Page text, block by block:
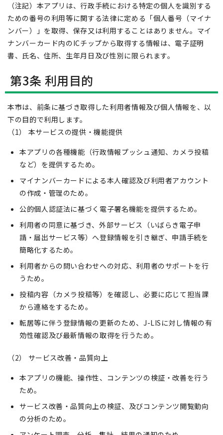
（注記）本アプリは、行政手続における特定の個人を識別する
ための番号の利用等に関する法律に定める「個人番号（マイナ
ンバー）」を取得、保存又は利用することはありません。マイ
ナンバーカード内のICチップから取得する情報は、電子証明
書、氏名、住所、生年月日及び性別に限られます。
第3条 利用目的
本市は、前条に基づき取得した利用者情報及び個人情報を、以
下の目的で利用します。
（1） 本サービスの提供・機能提供
本アプリの各種機能（行政情報プッシュ通知、カメラ投稿
など）を提供するため。
マイナンバーカードによる本人確認及び利用者アカウント
の作成・管理のため。
公的個人認証法に基づく電子署名機能を提供するため。
利用者の同意に基づき、外部サービス（いばらき電子申
請・届出サービス等）へ登録情報を引き継ぎ、申請手続を
簡略化するため。
利用者からの問い合わせへの対応、利用者のサポートを行
うため。
投稿内容（カメラ投稿等）を確認し、必要に応じて担当課
から連絡をするため。
転居等に伴う登録情報の更新のため、J-LISに対し情報の有
効性確認及び最新情報の取得を行うため。
（2） サービス改善・品質向上
本アプリの機能、操作性、コンテンツの検証・改善を行う
ため。
サービス改善・品質向上の検証、及びコンテンツ閲覧動向
の分析のため。